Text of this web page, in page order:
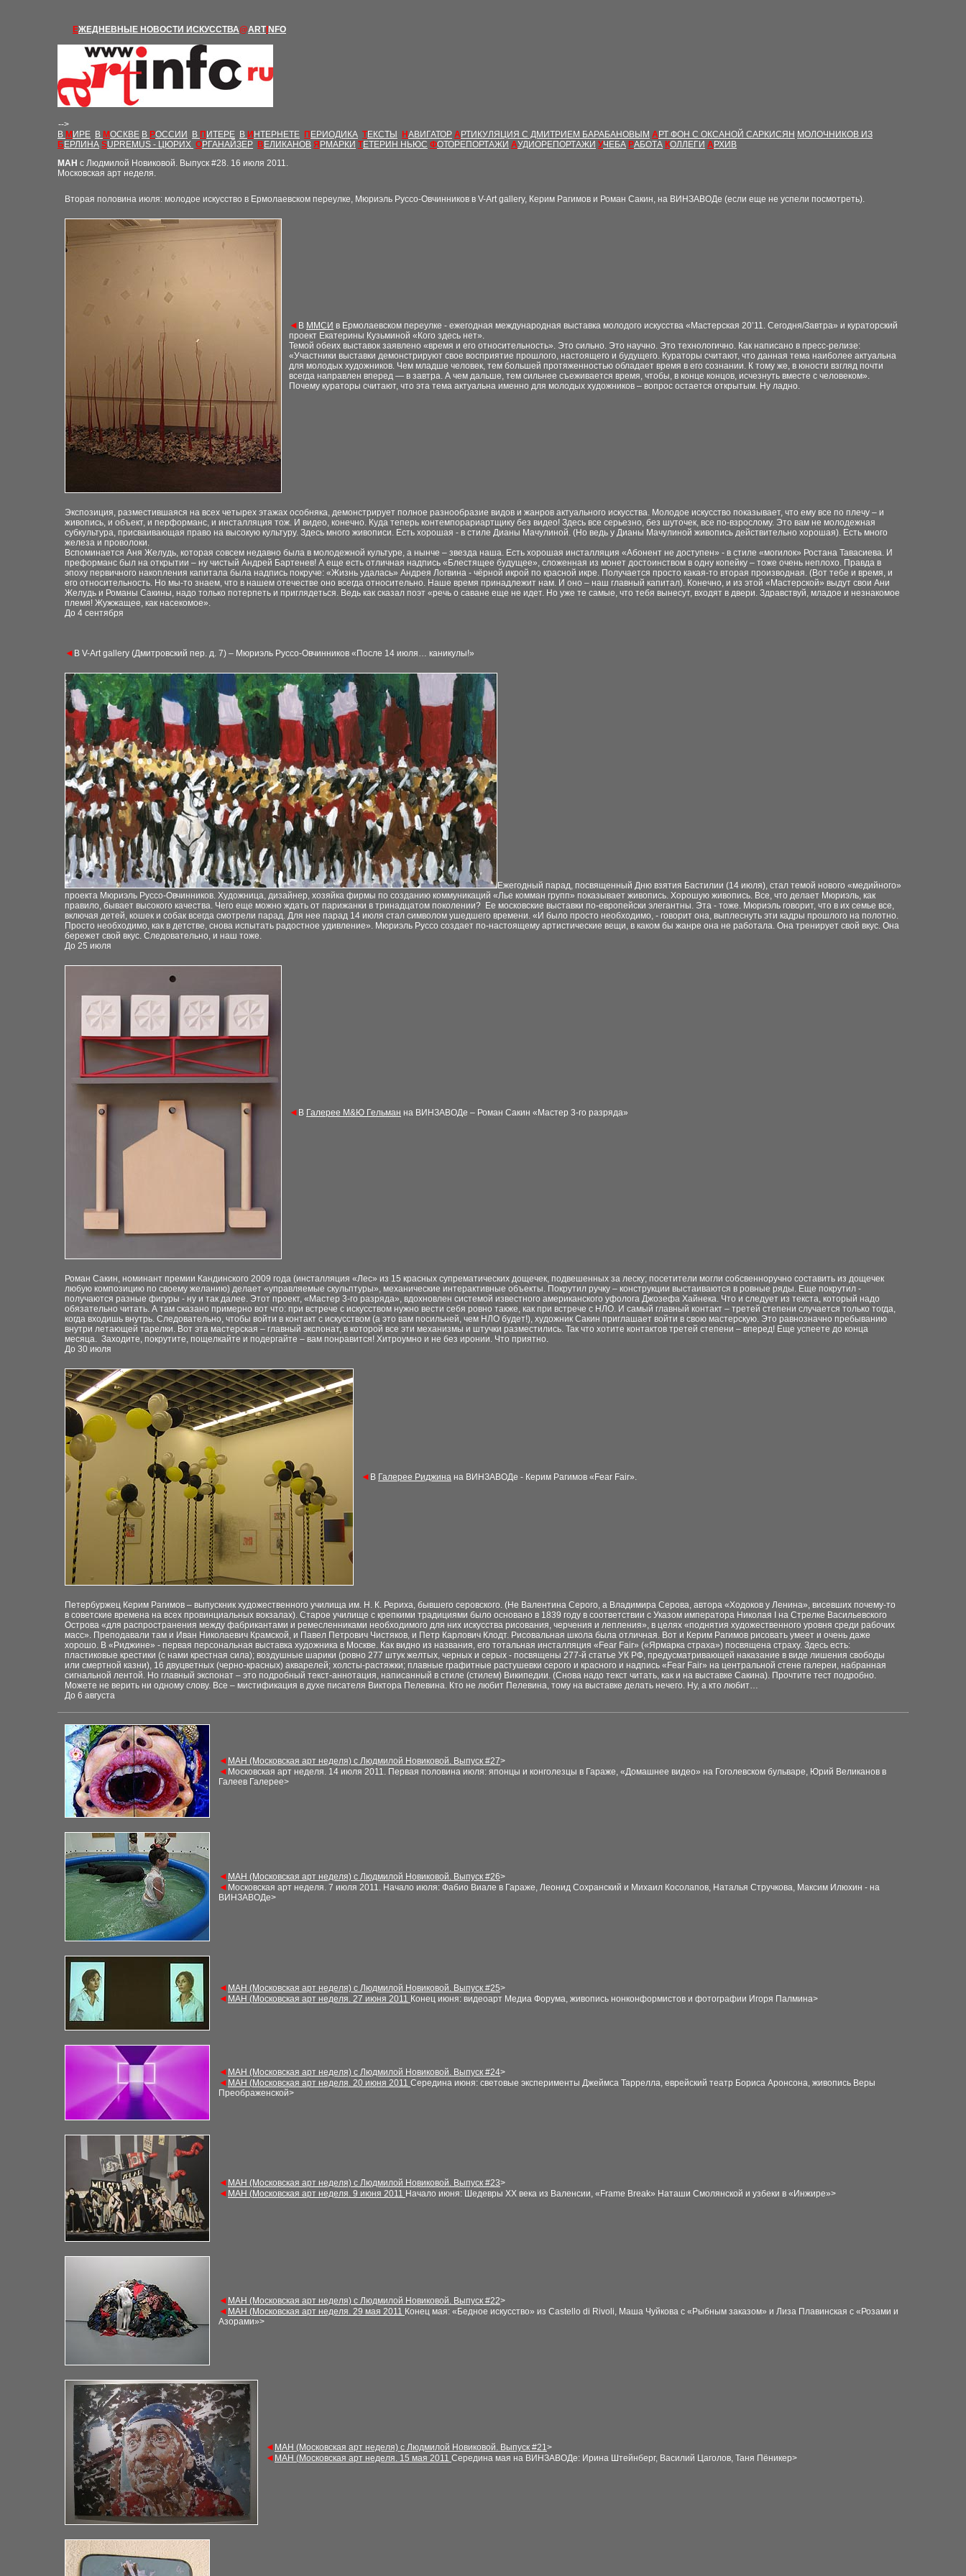
ЕЖЕДНЕВНЫЕ Н ОВОСТИ ИСКУССТВА@ARTI NFO
-->
В М ИРЕ В МОСКВЕ В РОССИИ В П ИТЕРЕ В И НТЕРНЕТЕ П ЕРИОДИКА ТЕКСТЫ Н АВИГАТОР АРТИКУЛЯЦИЯ С ДМИТРИЕМ БАРАБАНОВЫМ АРТ ФОН С ОКСАНОЙ САРКИСЯН МОЛОЧНИКОВ ИЗ
БЕРЛИНА SUPREMUS - ЦЮРИХ ОРГАНАЙЗЕР В ЕЛИКАНОВ Я РМАРКИ ТЕТЕРИН НЬЮС ФОТОРЕПОРТАЖИ АУДИОРЕПОРТАЖИ УЧЕБА РАБОТА КОЛЛЕГИ АРХИВ
МАН с Людмилой Новиковой. Выпуск #28. 16 июля 2011.
Московская арт неделя.
Вторая половина июля: молодое искусство в Ермолаевском переулке, Мюриэль Руссо-Овчинников в V-Art gallery, Керим Рагимов и Роман Сакин, на ВИНЗАВОДе (если еще не успели посмотреть).
◄ В ММСИ в Ермолаевском переулке - ежегодная международная выставка молодого искусства «Мастерская 20’11. Сегодня/Завтра» и кураторский
проект Екатерины Кузьминой «Кого здесь нет».
Темой обеих выставок заявлено «время и его относительность». Это сильно. Это научно. Это технологично. Как написано в пресс-релизе:
«Участники выставки демонстрируют свое восприятие прошлого, настоящего и будущего. Кураторы считают, что данная тема наиболее актуальна
для молодых художников. Чем младше человек, тем большей протяженностью обладает время в его сознании. К тому же, в юности взгляд почти
всегда направлен вперед — в завтра. А чем дальше, тем сильнее съеживается время, чтобы, в конце концов, исчезнуть вместе с человеком».
Почему кураторы считают, что эта тема актуальна именно для молодых художников – вопрос остается открытым. Ну ладно.
Экспозиция, разместившаяся на всех четырех этажах особняка, демонстрирует полное разнообразие видов и жанров актуального искусства. Молодое искусство показывает, что ему все по плечу – и
живопись, и объект, и перформанс, и инсталляция тож. И видео, конечно. Куда теперь контемпорариартщику без видео! Здесь все серьезно, без шуточек, все по-взрослому. Это вам не молодежная
субкультура, присваивающая право на высокую культуру. Здесь много живописи. Есть хорошая - в стиле Дианы Мачулиной. (Но ведь у Дианы Мачулиной живопись действительно хорошая). Есть много
железа и проволоки.
Вспоминается Аня Желудь, которая совсем недавно была в молодежной культуре, а нынче – звезда наша. Есть хорошая инсталляция «Абонент не доступен» - в стиле «могилок» Ростана Тавасиева. И
преформанс был на открытии – ну чистый Андрей Бартенев! А еще есть отличная надпись «Блестящее будущее», сложенная из монет достоинством в одну копейку – тоже очень неплохо. Правда в
эпоху первичного накопления капитала была надпись покруче: «Жизнь удалась» Андрея Логвина - чёрной икрой по красной икре. Получается просто какая-то вторая производная. (Вот тебе и время, и
его относительность. Но мы-то знаем, что в нашем отечестве оно всегда относительно. Наше время принадлежит нам. И оно – наш главный капитал). Конечно, и из этой «Мастерской» выдут свои Ани
Желудь и Романы Сакины, надо только потерпеть и приглядеться. Ведь как сказал поэт «речь о саване еще не идет. Но уже те самые, что тебя вынесут, входят в двери. Здравствуй, младое и незнакомое
племя! Жужжащее, как насекомое».
До 4 сентября
◄ В V-Art gallery (Дмитровский пер. д. 7) – Мюриэль Руссо-Овчинников «После 14 июля… каникулы!»
Ежегодный парад, посвященный Дню взятия Бастилии (14 июля), стал темой нового «медийного»
проекта Мюриэль Руссо-Овчинников. Художница, дизайнер, хозяйка фирмы по созданию коммуникаций «Лье комман групп» показывает живопись. Хорошую живопись. Все, что делает Мюриэль, как
правило, бывает высокого качества. Чего еще можно ждать от парижанки в тринадцатом поколении? Ее московские выставки по-европейски элегантны. Эта - тоже. Мюриэль говорит, что в их семье все,
включая детей, кошек и собак всегда смотрели парад. Для нее парад 14 июля стал символом ушедшего времени. «И было просто необходимо, - говорит она, выплеснуть эти кадры прошлого на полотно.
Просто необходимо, как в детстве, снова испытать радостное удивление». Мюриэль Руссо создает по-настоящему артистические вещи, в каком бы жанре она не работала. Она тренирует свой вкус. Она
бережет свой вкус. Следовательно, и наш тоже.
До 25 июля
◄ В Галерее М&Ю Гельман на ВИНЗАВОДе – Роман Сакин «Мастер 3-го разряда»
Роман Сакин, номинант премии Кандинского 2009 года (инсталляция «Лес» из 15 красных супрематических дощечек, подвешенных за леску; посетители могли собсвенноручно составить из дощечек
любую композицию по своему желанию) делает «управляемые скульптуры», механические интерактивные объекты. Покрутил ручку – конструкции выстаиваются в ровные ряды. Еще покрутил -
получаются разные фигуры - ну и так далее. Этот проект, «Мастер 3-го разряда», вдохновлен системой известного американского уфолога Джозефа Хайнека. Что и следует из текста, который надо
обязательно читать. А там сказано примерно вот что: при встрече с искусством нужно вести себя ровно также, как при встрече с НЛО. И самый главный контакт – третей степени случается только тогда,
когда входишь внутрь. Следовательно, чтобы войти в контакт с искусством (а это вам посильней, чем НЛО будет!), художник Сакин приглашает войти в свою мастерскую. Это равнозначно пребыванию
внутри летающей тарелки. Вот эта мастерская – главный экспонат, в которой все эти механизмы и штучки разместились. Так что хотите контактов третей степени – вперед! Еще успеете до конца
месяца. Заходите, покрутите, пощелкайте и подергайте – вам понравится! Хитроумно и не без иронии. Что приятно.
До 30 июля
◄ В Галерее Риджина на ВИНЗАВОДе - Керим Рагимов «Fear Fair».
Петербуржец Керим Рагимов – выпускник художественного училища им. Н. К. Рериха, бывшего серовского. (Не Валентина Серого, а Владимира Серова, автора «Ходоков у Ленина», висевших почему-то
в советские времена на всех провинциальных вокзалах). Старое училище с крепкими традициями было основано в 1839 году в соответствии с Указом императора Николая I на Стрелке Васильевского
Острова «для распространения между фабрикантами и ремесленниками необходимого для них искусства рисования, черчения и лепления», в целях «поднятия художественного уровня среди рабочих
масс». Преподавали там и Иван Николаевич Крамской, и Павел Петрович Чистяков, и Петр Карлович Клодт. Рисовальная школа была отличная. Вот и Керим Рагимов рисовать умеет и очень даже
хорошо. В «Риджине» - первая персональная выставка художника в Москве. Как видно из названия, его тотальная инсталляция «Fear Fair» («Ярмарка страха») посвящена страху. Здесь есть:
пластиковые крестики (с нами крестная сила); воздушные шарики (ровно 277 штук желтых, черных и серых - посвящены 277-й статье УК РФ, предусматривающей наказание в виде лишения свободы
или смертной казни), 16 двуцветных (черно-красных) акварелей; холсты-растяжки; плавные графитные растушевки серого и красного и надпись «Fear Fair» на центральной стене галереи, набранная
сигнальной лентой. Но главный экспонат – это подробный текст-аннотация, написанный в стиле (стилем) Википедии. (Снова надо текст читать, как и на выставке Сакина). Прочтите тест подробно.
Можете не верить ни одному слову. Все – мистификация в духе писателя Виктора Пелевина. Кто не любит Пелевина, тому на выставке делать нечего. Ну, а кто любит…
До 6 августа
◄ МАН (Московская арт неделя) с Людмилой Новиковой. Выпуск #27>
◄ Московская арт неделя. 14 июля 2011. Первая половина июля: японцы и конголезцы в Гараже, «Домашнее видео» на Гоголевском бульваре, Юрий Великанов в
Галеев Галерее>
◄ МАН (Московская арт неделя) с Людмилой Новиковой. Выпуск #26>
◄ Московская арт неделя. 7 июля 2011. Начало июля: Фабио Виале в Гараже, Леонид Сохранский и Михаил Косолапов, Наталья Стручкова, Максим Илюхин - на
ВИНЗАВОДе>
◄ МАН (Московская арт неделя) с Людмилой Новиковой. Выпуск #25>
◄ МАН (Московская арт неделя. 27 июня 2011 Конец июня: видеоарт Медиа Форума, живопись нонконформистов и фотографии Игоря Палмина>
◄ МАН (Московская арт неделя) с Людмилой Новиковой. Выпуск #24>
◄ МАН (Московская арт неделя. 20 июня 2011 Середина июня: световые эксперименты Джеймса Таррелла, еврейский театр Бориса Аронсона, живопись Веры
Преображенской>
◄ МАН (Московская арт неделя) с Людмилой Новиковой. Выпуск #23>
◄ МАН (Московская арт неделя. 9 июня 2011 Начало июня: Шедевры ХХ века из Валенсии, «Frame Break» Наташи Смолянской и узбеки в «Инжире»>
◄ МАН (Московская арт неделя) с Людмилой Новиковой. Выпуск #22>
◄ МАН (Московская арт неделя. 29 мая 2011 Конец мая: «Бедное искусство» из Castello di Rivoli, Маша Чуйкова с «Рыбным заказом» и Лиза Плавинская с «Розами и
Азорами»>
◄ МАН (Московская арт неделя) с Людмилой Новиковой. Выпуск #21>
◄ МАН (Московская арт неделя. 15 мая 2011 Середина мая на ВИНЗАВОДе: Ирина Штейнберг, Василий Цаголов, Таня Пёникер>